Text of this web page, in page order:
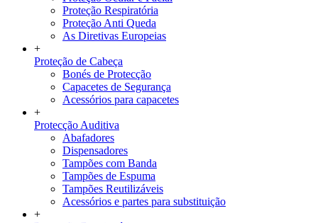
Proteção Respiratória
Proteção Anti Queda
As Diretivas Europeias
+
Proteção de Cabeça
Bonés de Protecção
Capacetes de Segurança
Acessórios para capacetes
+
Protecção Auditiva
Abafadores
Dispensadores
Tampões com Banda
Tampões de Espuma
Tampões Reutilizáveis
Acessórios e partes para substituição
+